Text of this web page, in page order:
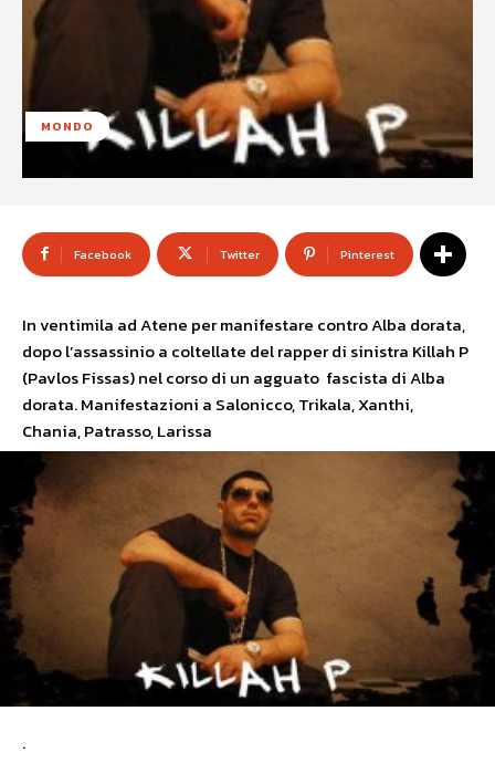
MONDO
Facebook Twitter Pinterest
In ventimila ad Atene per manifestare contro Alba dorata,
dopo l’assassinio a coltellate del rapper di sinistra Killah P
(Pavlos Fissas) nel corso di un agguato fascista di Alba
dorata. Manifestazioni a Salonicco, Trikala, Xanthi,
Chania, Patrasso, Larissa
.